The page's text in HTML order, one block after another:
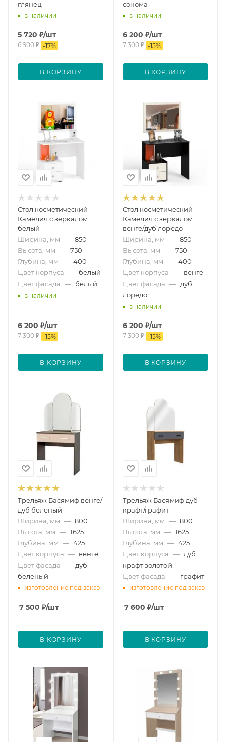
глянец
в наличии
5 720 ₽/шт
6 900₽ -17%
В КОРЗИНУ
сонома
в наличии
6 200 ₽/шт
7 300₽ -15%
В КОРЗИНУ
Стол косметический
Камелия с зеркалом
белый
Ширина, мм — 850
Высота, мм — 750
Глубина, мм — 400
Цвет корпуса — белый
Цвет фасада — белый
в наличии
6 200 ₽/шт
7 300₽ -15%
В КОРЗИНУ
Стол косметический
Камелия с зеркалом
венге/дуб лоредо
Ширина, мм — 850
Высота, мм — 750
Глубина, мм — 400
Цвет корпуса — венге
Цвет фасада — дуб
лоредо
в наличии
6 200 ₽/шт
7 300₽ -15%
В КОРЗИНУ
Трельяж Басямиф венге/
дуб беленый
Ширина, мм — 800
Высота, мм — 1625
Глубина, мм — 425
Цвет корпуса — венге
Цвет фасада — дуб
беленый
изготовление под заказ
7 500 ₽/шт
В КОРЗИНУ
Трельяж Басямиф дуб
крафт/графит
Ширина, мм — 800
Высота, мм — 1625
Глубина, мм — 425
Цвет корпуса — дуб
крафт золотой
Цвет фасада — графит
изготовление под заказ
7 600 ₽/шт
В КОРЗИНУ